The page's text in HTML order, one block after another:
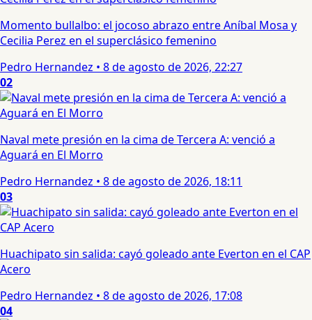
Momento bullalbo: el jocoso abrazo entre Aníbal Mosa y
Cecilia Perez en el superclásico femenino
Pedro Hernandez • 8 de agosto de 2026, 22:27
02
Naval mete presión en la cima de Tercera A: venció a
Aguará en El Morro
Pedro Hernandez • 8 de agosto de 2026, 18:11
03
Huachipato sin salida: cayó goleado ante Everton en el CAP
Acero
Pedro Hernandez • 8 de agosto de 2026, 17:08
04